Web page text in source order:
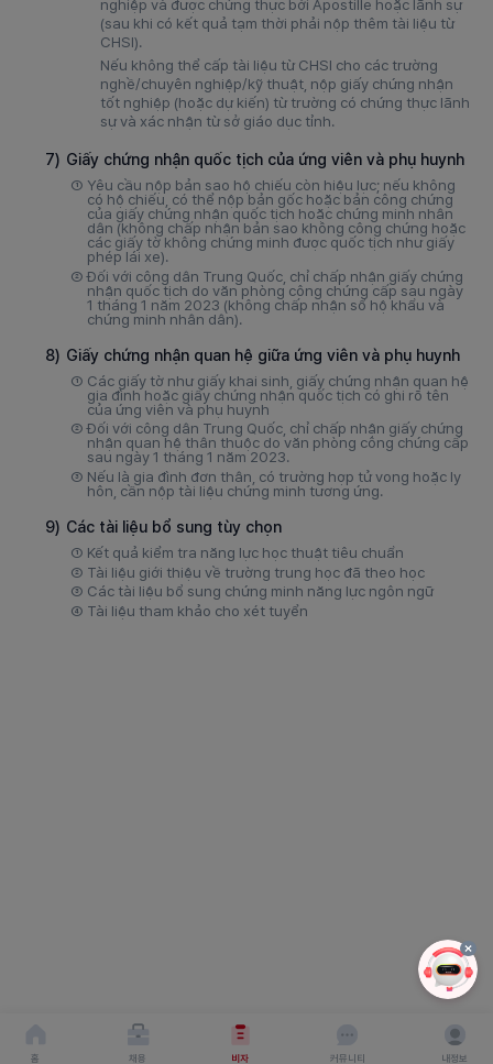
홈 채용 비자 커뮤니티 내정보
nghiệp và được chứng thực bởi Apostille hoặc lãnh sự
(sau khi có kết quả tạm thời phải nộp thêm tài liệu từ
CHSI).
Nếu không thể cấp tài liệu từ CHSI cho các trường
nghề/chuyên nghiệp/kỹ thuật, nộp giấy chứng nhận
tốt nghiệp (hoặc dự kiến) từ trường có chứng thực lãnh
sự và xác nhận từ sở giáo dục tỉnh.
7) Giấy chứng nhận quốc tịch của ứng viên và phụ huynh
① Yêu cầu nộp bản sao hộ chiếu còn hiệu lực; nếu không
có hộ chiếu, có thể nộp bản gốc hoặc bản công chứng
của giấy chứng nhận quốc tịch hoặc chứng minh nhân
dân (không chấp nhận bản sao không công chứng hoặc
các giấy tờ không chứng minh được quốc tịch như giấy
phép lái xe).
② Đối với công dân Trung Quốc, chỉ chấp nhận giấy chứng
nhận quốc tịch do văn phòng công chứng cấp sau ngày
1 tháng 1 năm 2023 (không chấp nhận sổ hộ khẩu và
chứng minh nhân dân).
8) Giấy chứng nhận quan hệ giữa ứng viên và phụ huynh
① Các giấy tờ như giấy khai sinh, giấy chứng nhận quan hệ
gia đình hoặc giấy chứng nhận quốc tịch có ghi rõ tên
của ứng viên và phụ huynh
② Đối với công dân Trung Quốc, chỉ chấp nhận giấy chứng
nhận quan hệ thân thuộc do văn phòng công chứng cấp
sau ngày 1 tháng 1 năm 2023.
③ Nếu là gia đình đơn thân, có trường hợp tử vong hoặc ly
hôn, cần nộp tài liệu chứng minh tương ứng.
9) Các tài liệu bổ sung tùy chọn
① Kết quả kiểm tra năng lực học thuật tiêu chuẩn
② Tài liệu giới thiệu về trường trung học đã theo học
③ Các tài liệu bổ sung chứng minh năng lực ngôn ngữ
④ Tài liệu tham khảo cho xét tuyển